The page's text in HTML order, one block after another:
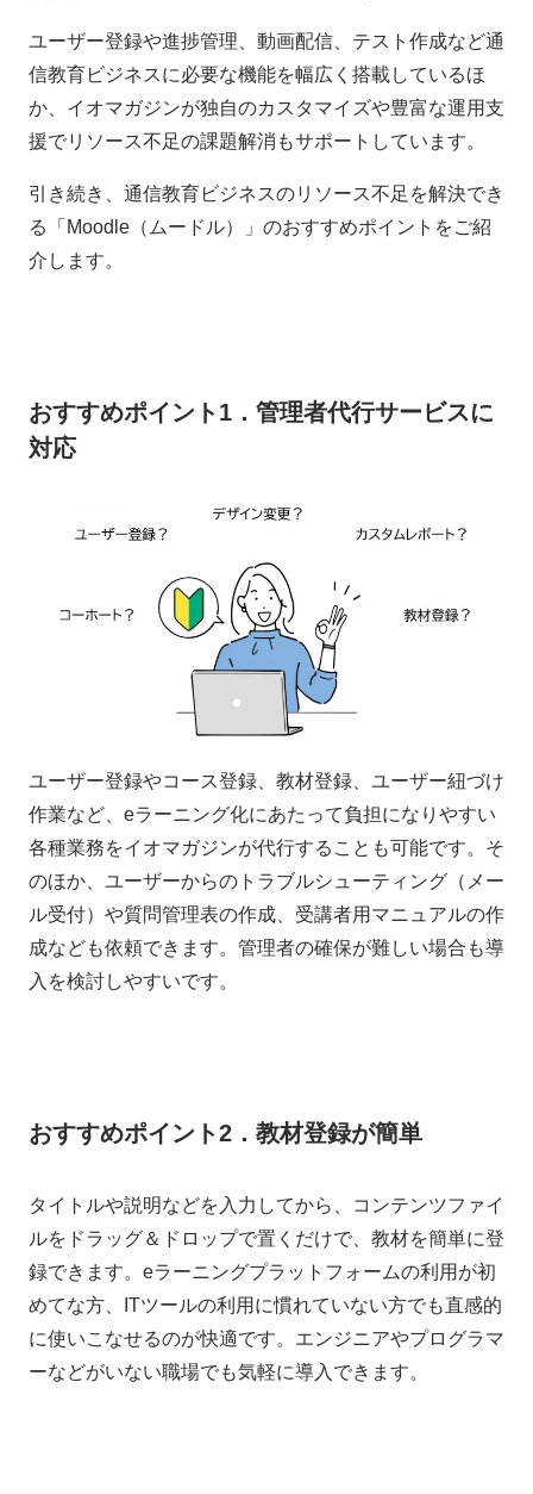
ユーザー登録や進捗管理、動画配信、テスト作成など通
信教育ビジネスに必要な機能を幅広く搭載しているほ
か、イオマガジンが独自のカスタマイズや豊富な運用支
援でリソース不足の課題解消もサポートしています。
引き続き、通信教育ビジネスのリソース不足を解決でき
る「Moodle（ムードル）」のおすすめポイントをご紹
介します。
おすすめポイント1．管理者代行サービスに
対応
ユーザー登録やコース登録、教材登録、ユーザー紐づけ
作業など、eラーニング化にあたって負担になりやすい
各種業務をイオマガジンが代行することも可能です。そ
のほか、ユーザーからのトラブルシューティング（メー
ル受付）や質問管理表の作成、受講者用マニュアルの作
成なども依頼できます。管理者の確保が難しい場合も導
入を検討しやすいです。
おすすめポイント2．教材登録が簡単
タイトルや説明などを入力してから、コンテンツファイ
ルをドラッグ＆ドロップで置くだけで、教材を簡単に登
録できます。eラーニングプラットフォームの利用が初
めてな方、ITツールの利用に慣れていない方でも直感的
に使いこなせるのが快適です。エンジニアやプログラマ
ーなどがいない職場でも気軽に導入できます。